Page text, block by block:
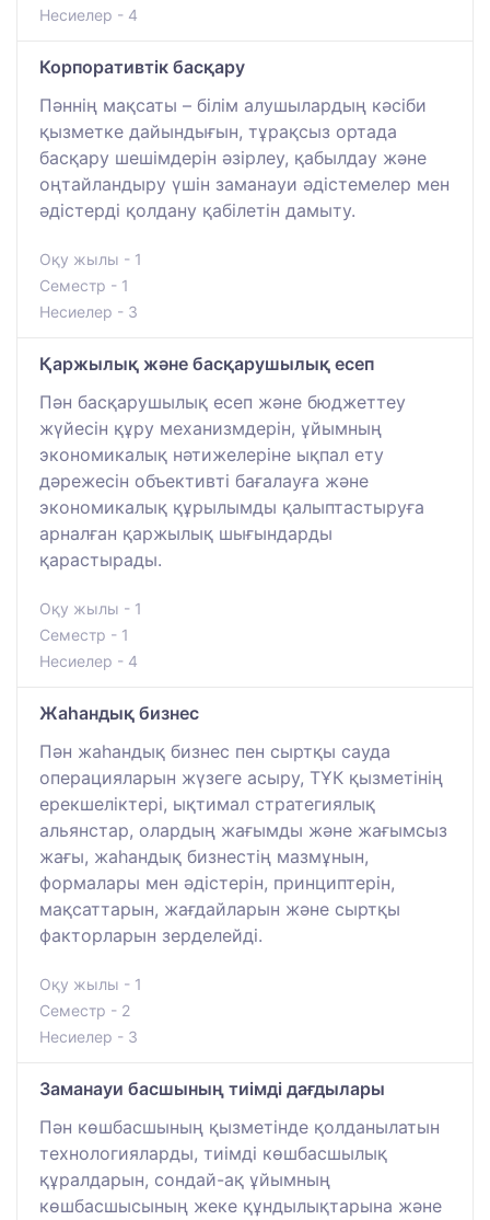
Несиелер - 4
Корпоративтік басқару
Пәннің мақсаты – білім алушылардың кәсіби
қызметке дайындығын, тұрақсыз ортада
басқару шешімдерін әзірлеу, қабылдау және
оңтайландыру үшін заманауи әдістемелер мен
әдістерді қолдану қабілетін дамыту.
Оқу жылы - 1
Семестр - 1
Несиелер - 3
Қаржылық және басқарушылық есеп
Пән басқарушылық есеп және бюджеттеу
жүйесін құру механизмдерін, ұйымның
экономикалық нәтижелеріне ықпал ету
дәрежесін объективті бағалауға және
экономикалық құрылымды қалыптастыруға
арналған қаржылық шығындарды
қарастырады.
Оқу жылы - 1
Семестр - 1
Несиелер - 4
Жаһандық бизнес
Пән жаһандық бизнес пен сыртқы сауда
операцияларын жүзеге асыру, ТҰК қызметінің
ерекшеліктері, ықтимал стратегиялық
альянстар, олардың жағымды және жағымсыз
жағы, жаһандық бизнестің мазмұнын,
формалары мен әдістерін, принциптерін,
мақсаттарын, жағдайларын және сыртқы
факторларын зерделейді.
Оқу жылы - 1
Семестр - 2
Несиелер - 3
Заманауи басшының тиімді дағдылары
Пән көшбасшының қызметінде қолданылатын
технологияларды, тиімді көшбасшылық
құралдарын, сондай-ақ ұйымның
көшбасшысының жеке құндылықтарына және